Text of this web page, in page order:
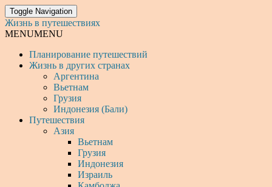
Toggle Navigation
Жизнь в путешествиях
MENUMENU
Планирование путешествий
Жизнь в других странах
Аргентина
Вьетнам
Грузия
Индонезия (Бали)
Путешествия
Азия
Вьетнам
Грузия
Индонезия
Израиль